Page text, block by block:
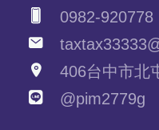
0982-920778
406台中市北
@pim2779g